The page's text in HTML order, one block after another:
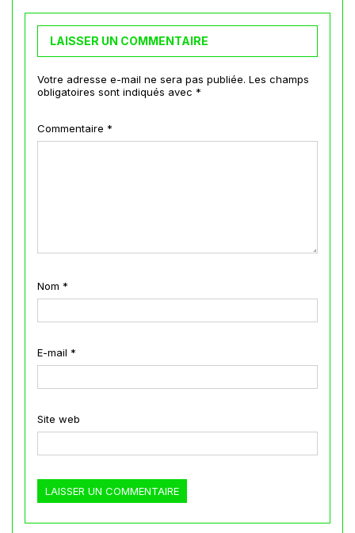
LAISSER UN COMMENTAIRE
Votre adresse e-mail ne sera pas publiée. Les champs
obligatoires sont indiqués avec *
Commentaire *
Nom *
E-mail *
Site web